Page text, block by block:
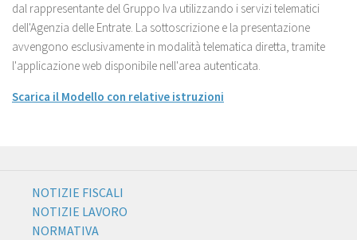
dal rappresentante del Gruppo Iva utilizzando i servizi telematici
dell'Agenzia delle Entrate. La sottoscrizione e la presentazione
avvengono esclusivamente in modalità telematica diretta, tramite
l'applicazione web disponibile nell'area autenticata.
Scarica il Modello con relative istruzioni
NOTIZIE FISCALI
NOTIZIE LAVORO
NORMATIVA